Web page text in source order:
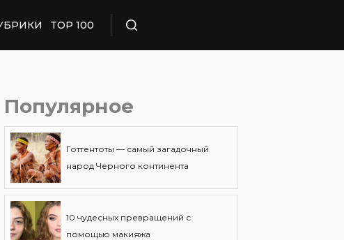
TOP 100
Популярное
Готтентоты — самый загадочный
народ Черного континента
10 чудесных превращений с
помощью макияжа